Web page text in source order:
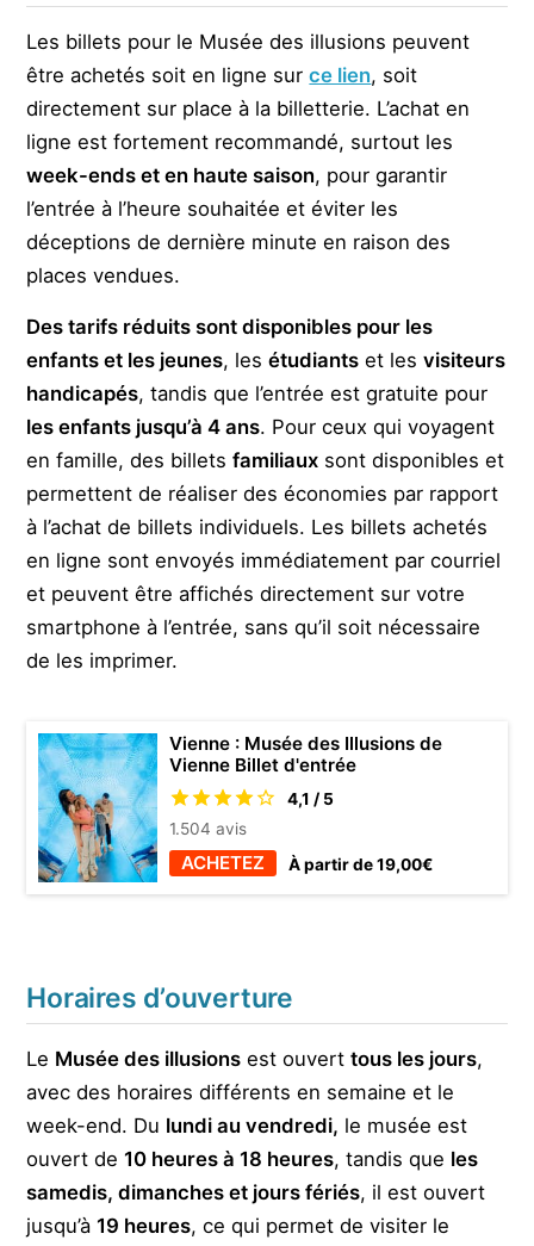
Les billets pour le Musée des illusions peuvent
être achetés soit en ligne surce lien, soit
directement sur place à la billetterie. L’achat en
ligne est fortement recommandé, surtout les
week-ends et en haute saison, pour garantir
l’entrée à l’heure souhaitée et éviter les
déceptions de dernière minute en raison des
places vendues.
Des tarifs réduits sont disponibles pour les
enfants et les jeunes, lesétudiants et lesvisiteurs
handicapés, tandis que l’entrée est gratuite pour
les enfants jusqu’à 4 ans. Pour ceux qui voyagent
en famille, des billetsfamiliaux sont disponibles et
permettent de réaliser des économies par rapport
à l’achat de billets individuels. Les billets achetés
en ligne sont envoyés immédiatement par courriel
et peuvent être affichés directement sur votre
smartphone à l’entrée, sans qu’il soit nécessaire
de les imprimer.
Vienne : Musée des Illusions de
Vienne Billet d'entrée
4,1 / 5
1.504 avis
ACHETEZ À partir de 19,00€
Horaires d’ouverture
Le Musée des illusions est ouverttous les jours,
avec des horaires différents en semaine et le
week-end. Du lundi au vendredi, le musée est
ouvert de 10 heures à 18 heures, tandis que les
samedis, dimanches et jours fériés, il est ouvert
jusqu’à 19 heures, ce qui permet de visiter le